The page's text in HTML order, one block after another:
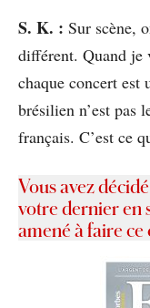
S. K. : Sur scène,
différent. Quand je
chaque concert
brésilien n’est pas
français. C’est ce
Vous avez
votre dernier en
amené à faire